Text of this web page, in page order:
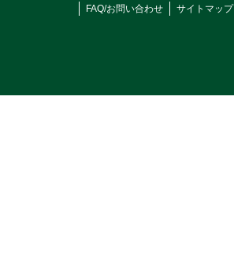
FAQ/お問い合わせ
サイトマップ